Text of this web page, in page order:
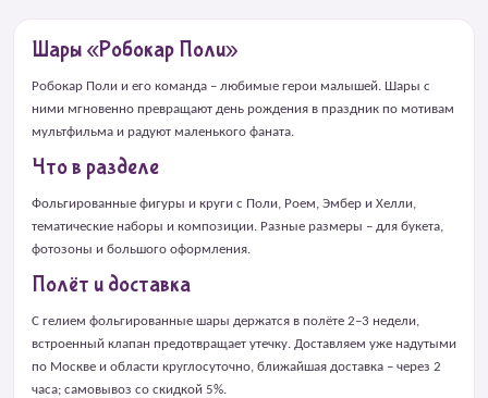
Шары «Робокар Поли»
Робокар Поли и его команда – любимые герои малышей. Шары с
ними мгновенно превращают день рождения в праздник по мотивам
мультфильма и радуют маленького фаната.
Что в разделе
Фольгированные фигуры и круги с Поли, Роем, Эмбер и Хелли,
тематические наборы и композиции. Разные размеры – для букета,
фотозоны и большого оформления.
Полёт и доставка
С гелием фольгированные шары держатся в полёте 2–3 недели,
встроенный клапан предотвращает утечку. Доставляем уже надутыми
по Москве и области круглосуточно, ближайшая доставка – через 2
часа; самовывоз со скидкой 5%.